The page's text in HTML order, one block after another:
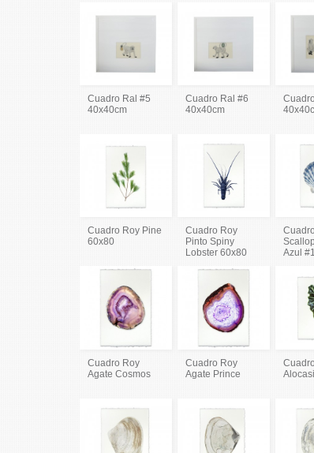
Cuadro Ral #5
40x40cm
Cuadro Ral #6
40x40cm
Cuadro Roy Pine
60x80
Cuadro Roy
Pinto Spiny
Lobster 60x80
Azul
Cuadro Roy
Agate Cosmos
Cuadro Roy
Agate Prince